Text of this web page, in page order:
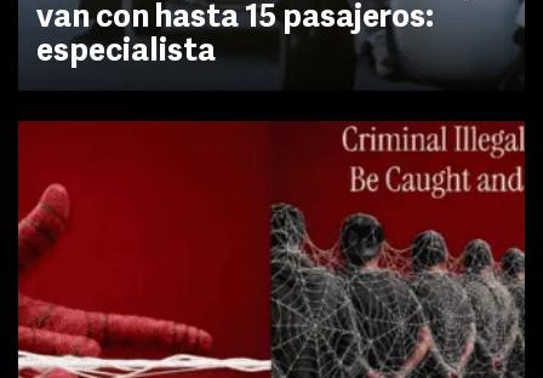
van con hasta 15 pasajeros:
especialista